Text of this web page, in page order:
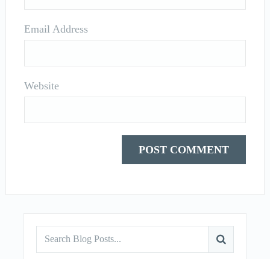
Email Address
Website